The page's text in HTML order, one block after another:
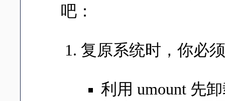
吧：
复原系统时，你必
利用 umount 先